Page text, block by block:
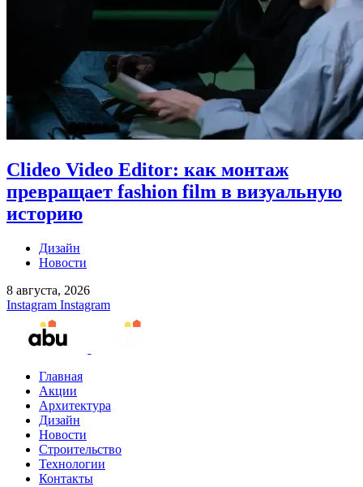
Clideo Video Editor: как монтаж
превращает fashion film в визуальную
историю
Дизайн
Новости
8 августа, 2026
Instagram Instagram
Главная
Акции
Архитектура
Дизайн
Новости
Строительство
Технологии
Контакты